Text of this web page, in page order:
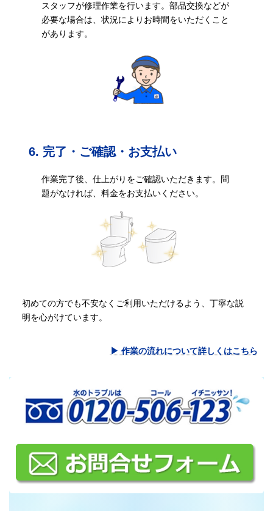
スタッフが修理作業を行います。部品交換などが
必要な場合は、状況によりお時間をいただくこと
があります。
6. 完了・ご確認・お支払い
作業完了後、仕上がりをご確認いただきます。問
題がなければ、料金をお支払いください。
初めての方でも不安なくご利用いただけるよう、丁寧な説
明を心がけています。
▶ 作業の流れについて詳しくはこちら